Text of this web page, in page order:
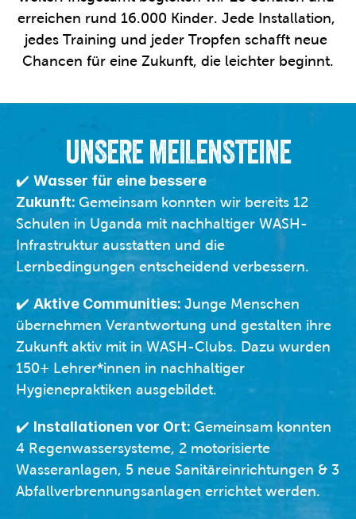
erreichen rund 16.000 Kinder. Jede Installation,
jedes Training und jeder Tropfen schafft neue
Chancen für eine Zukunft, die leichter beginnt.
UNSERE MEILENSTEINE
✔️ Wasser für eine bessere
Zukunft: Gemeinsam konnten wir bereits 12
Schulen in Uganda mit nachhaltiger WASH-
Infrastruktur ausstatten und die
Lernbedingungen entscheidend verbessern.
✔️ Aktive Communities: Junge Menschen
übernehmen Verantwortung und gestalten ihre
Zukunft aktiv mit in WASH-Clubs. Dazu wurden
150+ Lehrer*innen in nachhaltiger
Hygienepraktiken ausgebildet.
✔️ Installationen vor Ort: Gemeinsam konnten
4 Regenwassersysteme, 2 motorisierte
Wasseranlagen, 5 neue Sanitäreinrichtungen & 3
Abfallverbrennungsanlagen errichtet werden.